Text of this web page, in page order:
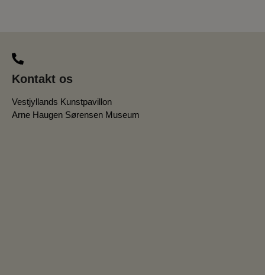
Kontakt os
Vestjyllands Kunstpavillon
Arne Haugen Sørensen Museum